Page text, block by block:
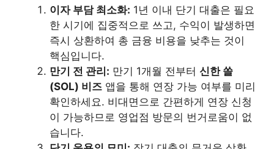
이자 부담 최소화: 1년 이내 단기 대출은 필요
한 시기에 집중적으로 쓰고, 수익이 발생하면
즉시 상환하여 총 금융 비용을 낮추는 것이
핵심입니다.
만기 전 관리: 만기 1개월 전부터 신한 쏠
(SOL) 비즈 앱을 통해 연장 가능 여부를 미리
확인하세요. 비대면으로 간편하게 연장 신청
이 가능하므로 영업점 방문의 번거로움이 없
습니다.